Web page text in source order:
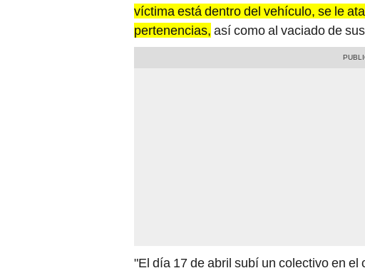
víctima está dentro del vehículo, se le
pertenencias, así como al vaciado de
"El día 17 de abril subí un colectivo en